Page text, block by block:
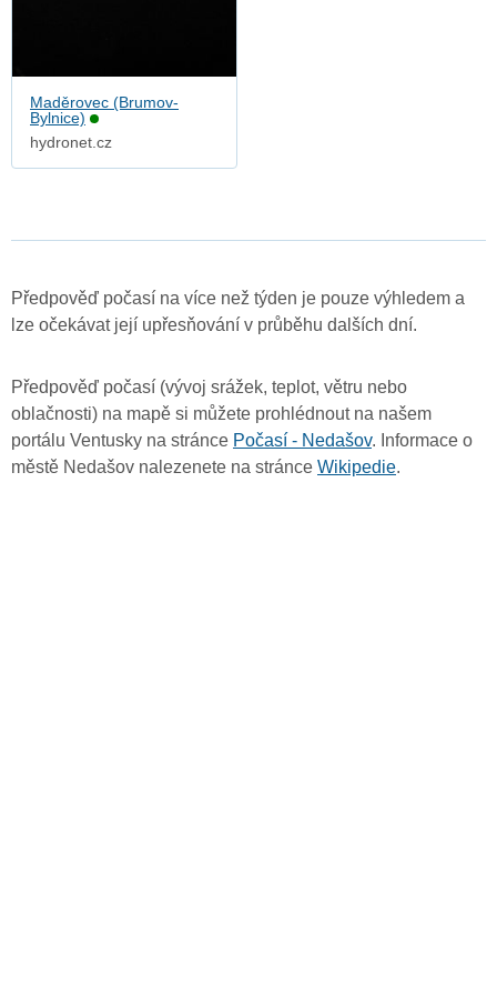
Maděrovec (Brumov-
Bylnice)
hydronet.cz
Předpověď počasí na více než týden je pouze výhledem a
lze očekávat její upřesňování v průběhu dalších dní.
Předpověď počasí (vývoj srážek, teplot, větru nebo
oblačnosti) na mapě si můžete prohlédnout na našem
portálu Ventusky na stránce Počasí - Nedašov. Informace o
městě Nedašov nalezenete na stránce Wikipedie.